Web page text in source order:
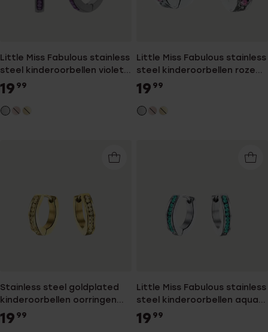
Little Miss Fabulous stainless
steel kinderoorbellen violet
kristal
19 99
Little Miss Fabulous stainless
steel kinderoorbellen roze
kristal
19 99
Stainless steel goldplated
kinderoorbellen oorringen
met light colorado kristal
19 99
Little Miss Fabulous stainless
steel kinderoorbellen aqua
bohemica kristal
19 99